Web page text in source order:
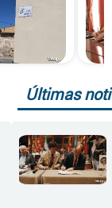
Últimas